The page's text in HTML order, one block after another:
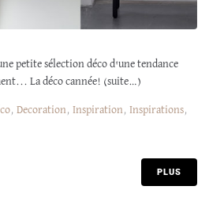
petite sélection déco d'une tendance
La déco cannée! (suite…)
, Decoration , Inspiration , Inspirations,
PLUS